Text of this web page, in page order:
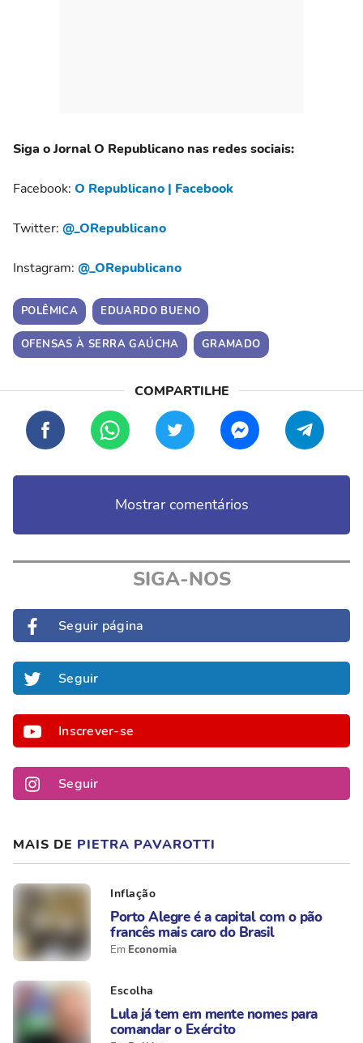
Siga o Jornal O Republicano nas redes sociais:
Facebook: O Republicano | Facebook
Twitter: @_ORepublicano
Instagram: @_ORepublicano
POLÊMICA EDUARDO BUENO
OFENSAS À SERRA GAÚCHA GRAMADO
Mostrar comentários
SIGA-NOS
Seguir página
Seguir
Inscrever-se
Seguir
MAIS DE PIETRA PAVAROTTI
Inflação
Porto Alegre é a capital com o pão
francês mais caro do Brasil
Economia
Escolha
Lula já tem em mente nomes para
comandar o Exército